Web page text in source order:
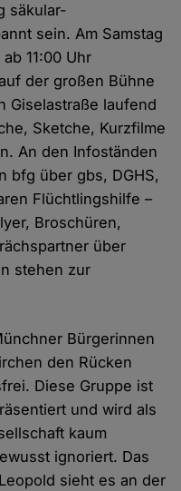
säkular-
sein. Am Samstag
11:00 Uhr
der großen Bühne
Giselastraße laufend
Sketche, Kurzfilme
An den Infoständen
bfg über gbs, DGHS,
Flüchtlingshilfe –
Broschüren,
über
stehen zur
Bürgerinnen
den Rücken
Diese Gruppe ist
und wird als
kaum
ignoriert. Das
sieht es an der